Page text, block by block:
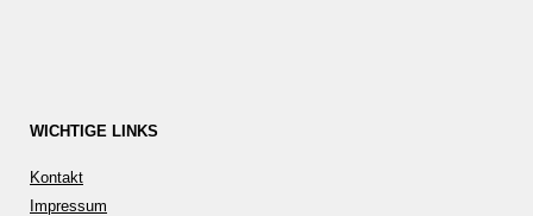
WICHTIGE LINKS
Kontakt
Impressum